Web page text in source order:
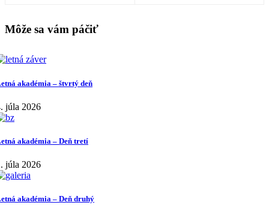
Môže sa vám páčiť
akadémia – štvrtý deň
júla 2026
akadémia – Deň tretí
júla 2026
akadémia – Deň druhý